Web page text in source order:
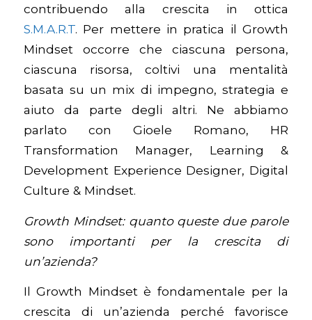
contribuendo alla crescita in ottica
S.M.A.R.T. Per mettere in pratica il Growth
Mindset occorre che ciascuna persona,
ciascuna risorsa, coltivi una mentalità
basata su un mix di impegno, strategia e
aiuto da parte degli altri.
Ne abbiamo
parlato con Gioele Romano, HR
Transformation Manager, Learning &
Development Experience Designer, Digital
Culture & Mindset.
Growth Mindset: quanto queste due parole
sono importanti per la crescita di
un’azienda?
Il Growth Mindset è fondamentale per la
crescita di un’azienda perché favorisce